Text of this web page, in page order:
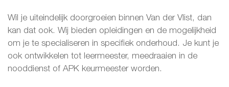
Wil je uiteindelijk doorgroeien binnen Van der Vlist, dan
kan dat ook. Wij bieden opleidingen en de mogelijkheid
om je te specialiseren in specifiek onderhoud. Je kunt je
ook ontwikkelen tot leermeester, meedraaien in de
nooddienst of APK keurmeester worden.